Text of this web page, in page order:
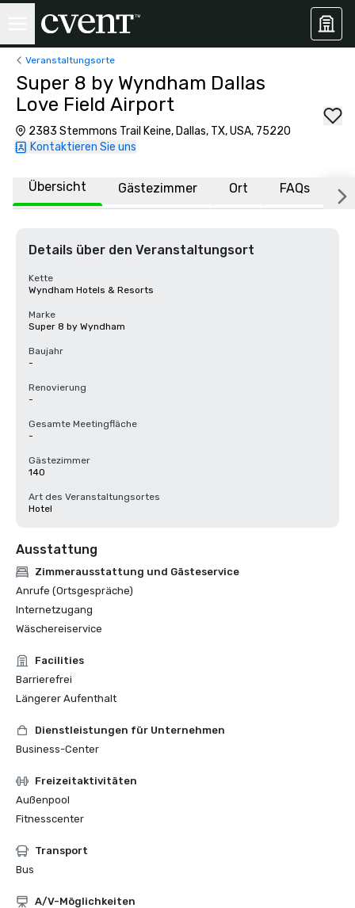
Veranstaltungsorte
Super 8 by Wyndham Dallas
Love Field Airport
2383 Stemmons Trail Keine, Dallas, TX, USA, 75220
Kontaktieren Sie uns
Übersicht Gästezimmer Ort FAQs
Details über den Veranstaltungsort
Kette
Wyndham Hotels & Resorts
Marke
Super 8 by Wyndham
Baujahr
-
Renovierung
-
Gesamte Meetingfläche
-
Gästezimmer
140
Art des Veranstaltungsortes
Hotel
Ausstattung
Zimmerausstattung und Gästeservice
Anrufe (Ortsgespräche)
Internetzugang
Wäschereiservice
Facilities
Barrierefrei
Längerer Aufenthalt
Dienstleistungen für Unternehmen
Business-Center
Freizeitaktivitäten
Außenpool
Fitnesscenter
Transport
Bus
A/V-Möglichkeiten